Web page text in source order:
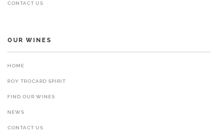
CONTACT US
OUR WINES
HOME
ROY TROCARD SPIRIT
FIND OUR WINES
NEWS
CONTACT US